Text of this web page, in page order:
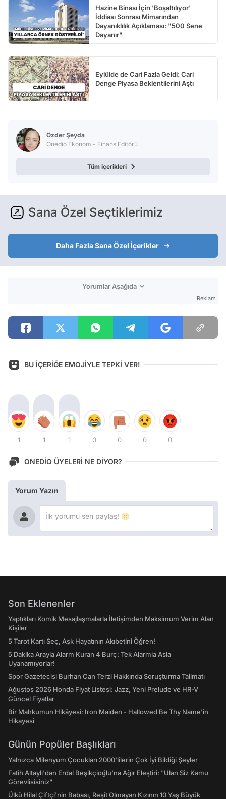
Hazine Binası İçin 'Boşaltılıyor'
İddiası Sonrası Mimarından
Dayanıklılık Açıklaması: "500 Sene
Dayanır"
Eylülde de Cari Fazla Geldi: Cari
Denge Piyasa Beklentilerini Aştı
Özder Şeyda
Onedio Ekonomi- Finans Editörü
Tüm içerikleri
Sana Özel Seçtiklerimiz
Daha Fazla Sana Özel İçerikler
Yorumlar Aşağıda
Reklam
BU İÇERİĞE EMOJİYLE TEPKİ VER!
1 1 1 0 0 0 0
ONEDİO ÜYELERİ NE DİYOR?
Yorum Yazın
Son Eklenenler
Yaptıkları Komik Mesajlaşmalarla İletişimden Maksimum Verim Alan
Kişiler
5 Tarot Kartı Seç, Aşk Hayatının Akıbetini Öğren!
5 Dakika Arayla Alarm Kuran 4 Burç: Tek Alarmla Asla
Uyanamıyorlar!
Spor Gazetecisi Burhan Can Terzi Hakkında Soruşturma Talimatı
Ağustos 2026 Honda Fiyat Listesi: Jazz, Yeni Prelude ve HR-V
Güncel Fiyatlar
Bir Mahkumun Hikâyesi: Iron Maiden - Hallowed Be Thy Name'in
Hikayesi
Günün Popüler Başlıkları
Yalnızca Milenyum Çocukları 2000'lilerin Çok İyi Bildiği Şeyler
Fatih Altaylı'dan Erdal Beşikçioğlu'na Ağır Eleştiri: "Ulan Siz Kamu
Görevlisisiniz"
Ülkü Hilal Çiftçi'nin Babası, Reşit Olmayan Kızının 10 Yaş Büyük